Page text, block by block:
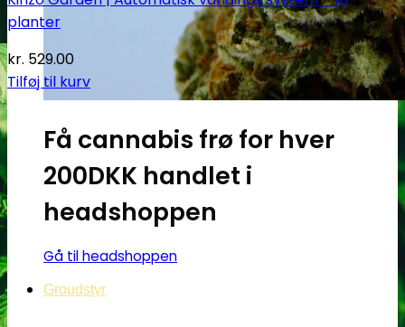
Få cannabis frø for hver
200DKK handlet i
headshoppen
Gå til headshoppen
Groudstyr
planter
kr. 529.00
Tilføj til kurv